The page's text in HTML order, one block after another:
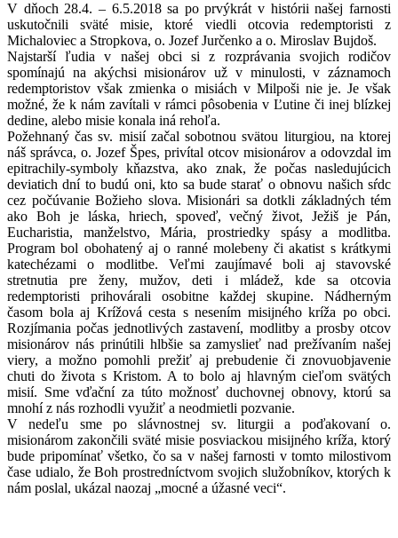
V dňoch 28.4. – 6.5.2018 sa po prvýkrát v histórii našej farnosti
uskutočnili sväté misie, ktoré viedli otcovia redemptoristi z
Michaloviec a Stropkova, o. Jozef Jurčenko a o. Miroslav Bujdoš.
Najstarší ľudia v našej obci si z rozprávania svojich rodičov
spomínajú na akýchsi misionárov už v minulosti, v záznamoch
redemptoristov však zmienka o misiách v Milpoši nie je. Je však
možné, že k nám zavítali v rámci pôsobenia v Ľutine či inej blízkej
dedine, alebo misie konala iná rehoľa.
Požehnaný čas sv. misií začal sobotnou svätou liturgiou, na ktorej
náš správca, o. Jozef Špes, privítal otcov misionárov a odovzdal im
epitrachily-symboly kňazstva, ako znak, že počas nasledujúcich
deviatich dní to budú oni, kto sa bude starať o obnovu našich sŕdc
cez počúvanie Božieho slova. Misionári sa dotkli základných tém
ako Boh je láska, hriech, spoveď, večný život, Ježiš je Pán,
Eucharistia, manželstvo, Mária, prostriedky spásy a modlitba.
Program bol obohatený aj o ranné molebeny či akatist s krátkymi
katechézami o modlitbe. Veľmi zaujímavé boli aj stavovské
stretnutia pre ženy, mužov, deti i mládež, kde sa otcovia
redemptoristi prihovárali osobitne každej skupine. Nádherným
časom bola aj Krížová cesta s nesením misijného kríža po obci.
Rozjímania počas jednotlivých zastavení, modlitby a prosby otcov
misionárov nás prinútili hlbšie sa zamyslieť nad prežívaním našej
viery, a možno pomohli prežiť aj prebudenie či znovuobjavenie
chuti do života s Kristom. A to bolo aj hlavným cieľom svätých
misií. Sme vďační za túto možnosť duchovnej obnovy, ktorú sa
mnohí z nás rozhodli využiť a neodmietli pozvanie.
V nedeľu sme po slávnostnej sv. liturgii a poďakovaní o.
misionárom zakončili sväté misie posviackou misijného kríža, ktorý
bude pripomínať všetko, čo sa v našej farnosti v tomto milostivom
čase udialo, že Boh prostredníctvom svojich služobníkov, ktorých k
nám poslal, ukázal naozaj „mocné a úžasné veci“.